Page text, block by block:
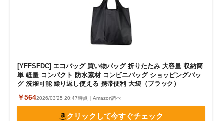
[YFFSFDC] エコバッグ 買い物バッグ 折りたたみ 大容量 収納簡
単 軽量 コンパクト 防水素材 コンビニバッグ ショッピングバッ
グ 洗濯可能 繰り返し使える 携帯便利 大袋（ブラック）
￥5642026/03/25 20:47時点｜Amazon調べ
クリックして今すぐチェック